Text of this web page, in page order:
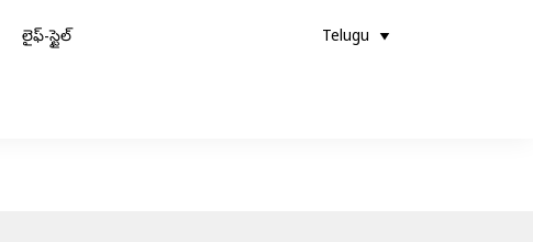
లైఫ్-స్టైల్ Telugu